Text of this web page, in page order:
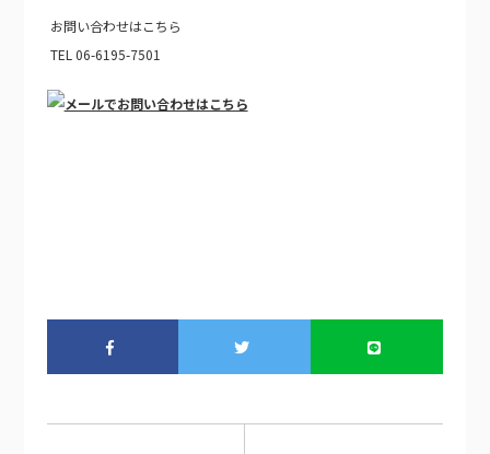
お問い合わせはこちら
TEL 06-6195-7501